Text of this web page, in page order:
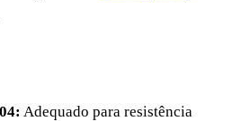
Adequado para resistência